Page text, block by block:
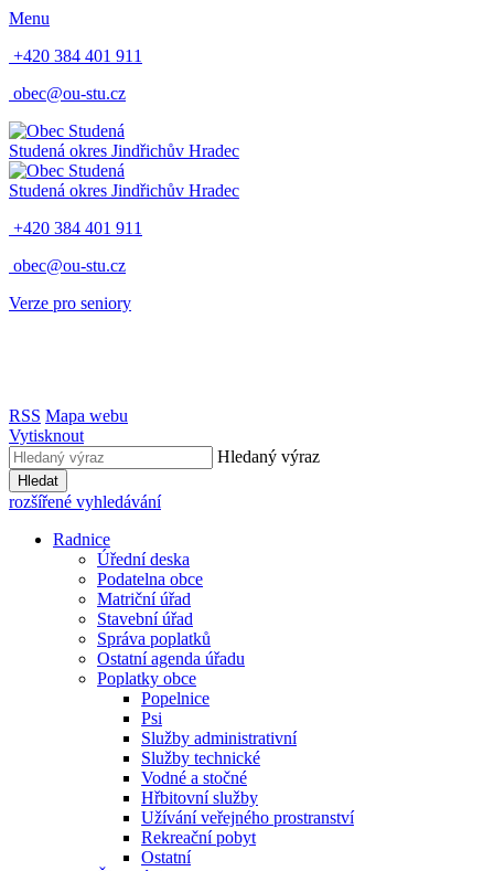
Menu
+420 384 401 911
obec@ou-stu.cz
Studená okres Jindřichův Hradec
Studená okres Jindřichův Hradec
+420 384 401 911
obec@ou-stu.cz
Verze pro seniory
RSS Mapa webu
Vytisknout
Hledaný výraz
Hledat
rozšířené vyhledávání
Radnice
Úřední deska
Podatelna obce
Matriční úřad
Stavební úřad
Správa poplatků
Ostatní agenda úřadu
Poplatky obce
Popelnice
Psi
Služby administrativní
Služby technické
Vodné a stočné
Hřbitovní služby
Užívání veřejného prostranství
Rekreační pobyt
Ostatní